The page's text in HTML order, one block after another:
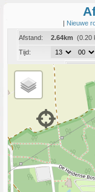
| Nieuwe
Afstand:
2.64km (0.20
Tijd: